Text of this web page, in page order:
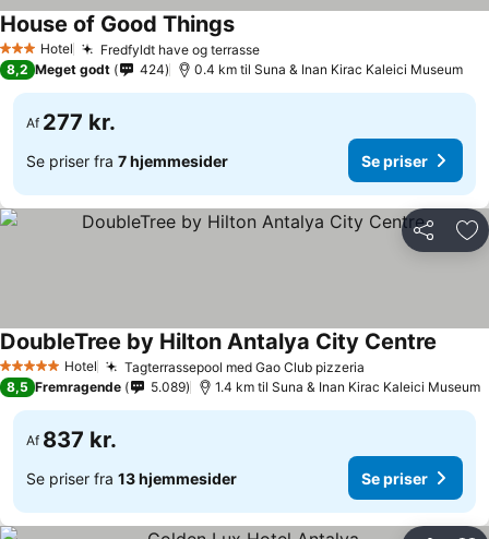
3 StjernerHotel Fredfyldt have og terrasse
House of Good Things
8,2 Meget godt 424 0.4 km til Suna & Inan Kirac Kaleici Museum
Af 277 kr.
Se priser fra 7 hjemmesider Se priser
Del
5 Stjerner Hotel Tagterrassepool med Gao Club pizzeria
DoubleTree by Hilton Antalya City Centre
8,5 Fremragende 5.089 1.4 km til Suna & Inan Kirac Kaleici Museum
Af 837 kr.
Se priser fra 13 hjemmesider Se priser